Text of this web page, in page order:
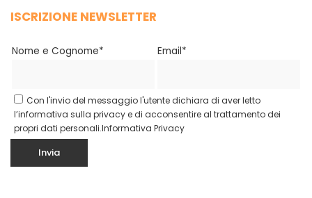
ISCRIZIONE NEWSLETTER
Nome e Cognome* Email*
Con l'invio del messaggio l'utente dichiara di aver letto
l’informativa sulla privacy e di acconsentire al trattamento dei
propri dati personali.Informativa Privacy